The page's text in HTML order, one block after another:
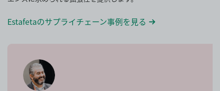
Estafetaのサプライチェーン事例を見る